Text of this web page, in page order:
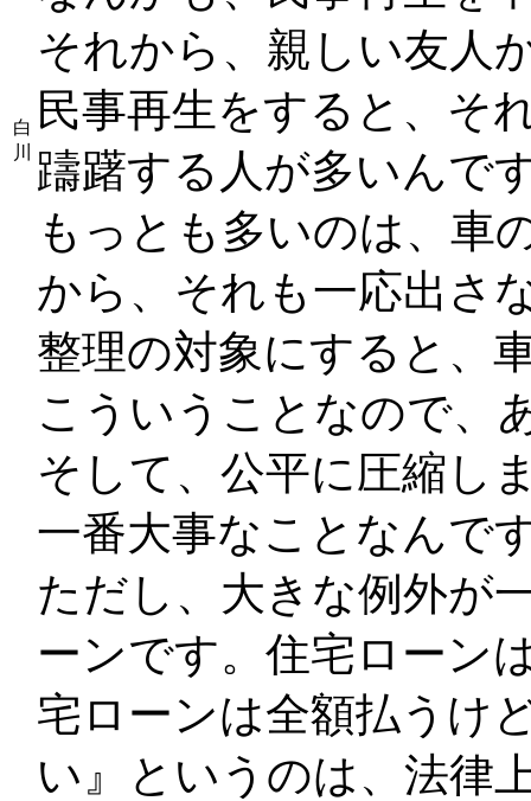
白
川
それから、親しい友人
民事再生をすると、そ
躊躇する人が多いんで
もっとも多いのは、車
から、それも一応出さ
整理の対象にすると、
こういうことなので、
そして、公平に圧縮し
一番大事なことなんで
ただし、大きな例外が
ーンです。住宅ローン
宅ローンは全額払うけ
い』というのは、法律